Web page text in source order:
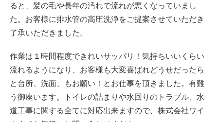
ると、髪の毛や長年の汚れで流れが悪くなっていまし
た。お客様に排水管の高圧洗浄をご提案させていただき
了承いただきました。
作業は１時間程度できれいサッパリ！気持ちいいくらい
流れるようになり、お客様も大変喜ばれどうせだったら
と台所、洗面、もお願い！とお仕事を頂きました。有難
う御座います。トイレの詰まりや水回りのトラブル、水
道工事に関する全てに対応出来ますので、株式会社ワイ